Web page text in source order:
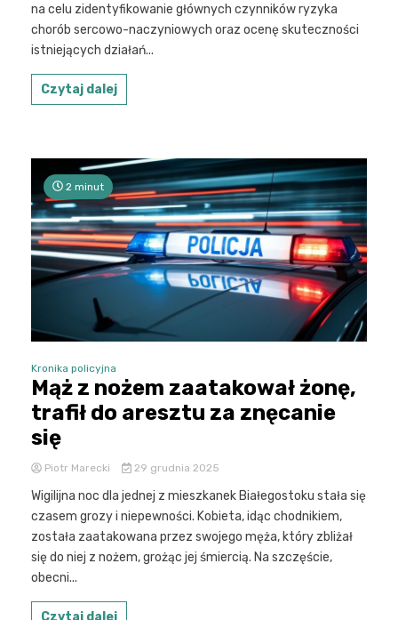
na celu zidentyfikowanie głównych czynników ryzyka
chorób sercowo-naczyniowych oraz ocenę skuteczności
istniejących działań...
Czytaj dalej
2 minut
Kronika policyjna
Mąż z nożem zaatakował żonę,
trafił do aresztu za znęcanie
się
Piotr Marecki 29 grudnia 2025
Wigilijna noc dla jednej z mieszkanek Białegostoku stała się
czasem grozy i niepewności. Kobieta, idąc chodnikiem,
została zaatakowana przez swojego męża, który zbliżał
się do niej z nożem, grożąc jej śmiercią. Na szczęście,
obecni...
Czytaj dalej